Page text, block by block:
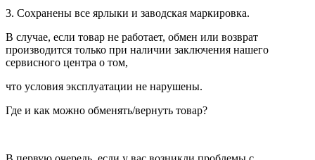
3. Сохранены все ярлыки и заводская маркировка.
В случае, если товар не работает, обмен или возврат
производится только при наличии заключения нашего
сервисного центра о том,
что условия эксплуатации не нарушены.
Где и как можно обменять/вернуть товар?